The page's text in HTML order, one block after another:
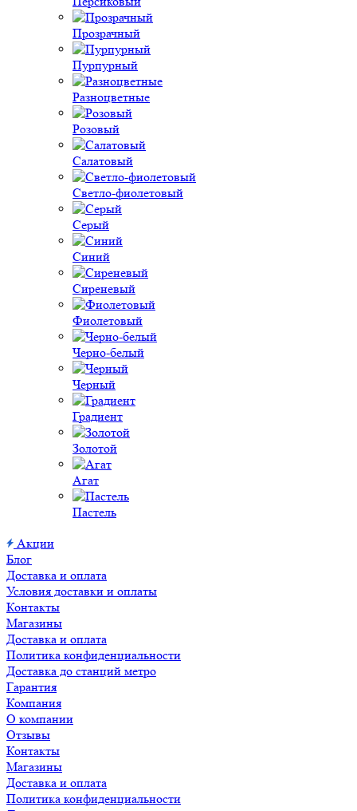
Прозрачный
Пурпурный
Разноцветные
Розовый
Салатовый
Светло-фиолетовый
Серый
Синий
Сиреневый
Фиолетовый
Черно-белый
Черный
Градиент
Золотой
Агат
Пастель
Акции
Блог
Доставка и оплата
Условия доставки и оплаты
Контакты
Магазины
Доставка и оплата
Политика конфиденциальности
Доставка до станций метро
Гарантия
Компания
О компании
Отзывы
Контакты
Магазины
Доставка и оплата
Политика конфиденциальности